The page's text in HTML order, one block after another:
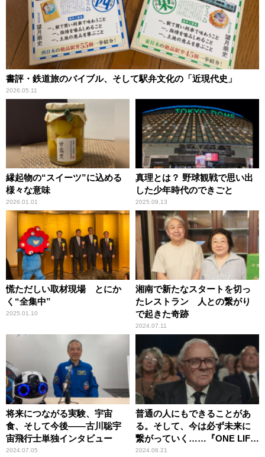
書評・鉄道旅のバイブル、そして駅弁文化の「近現代史」
2026.05.11
縁起物の“スイーツ”に込める
様々な意味
2026.01.01
真理とは？ 野球観戦で思い出
した少年時代のできごと
2025.09.13
慌ただしい取材現場 とにか
く“全集中”
2025.01.10
湘南で新たなスタートを切っ
たレストラン 人との繋がり
で起きた奇跡
2024.07.11
将来につながる実験、宇宙
食、そして今後――古川聡宇
宙飛行士単独インタビュー
2024.07.05
普通の人にもできることがあ
る。そして、今は必ず未来に
繋がっていく……『ONE LIFE
奇跡が繋いだ6000の命』
2024.06.21